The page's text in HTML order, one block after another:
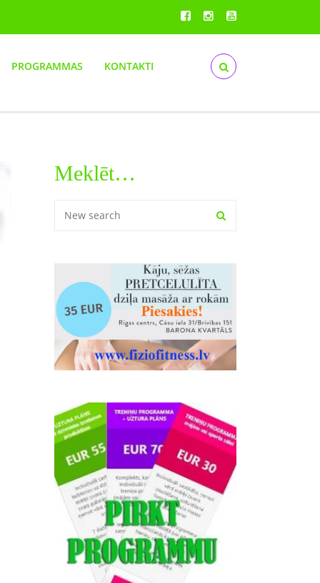
PROGRAMMAS KONTAKTI
Meklēt…